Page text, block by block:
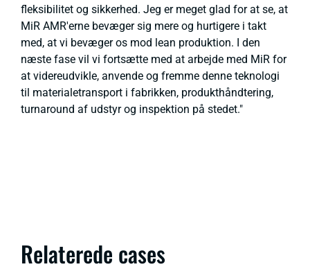
fleksibilitet og sikkerhed. Jeg er meget glad for at se, at
MiR AMR'erne bevæger sig mere og hurtigere i takt
med, at vi bevæger os mod lean produktion. I den
næste fase vil vi fortsætte med at arbejde med MiR for
at videreudvikle, anvende og fremme denne teknologi
til materialetransport i fabrikken, produkthåndtering,
turnaround af udstyr og inspektion på stedet."
Relaterede cases